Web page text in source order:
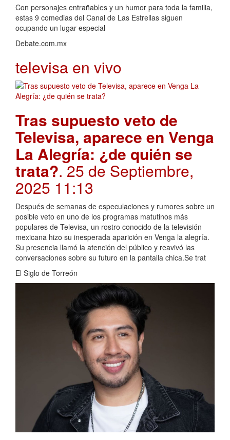
Con personajes entrañables y un humor para toda la familia,
estas 9 comedias del Canal de Las Estrellas siguen
ocupando un lugar especial
Debate.com.mx
televisa en vivo
Tras supuesto veto de
Televisa, aparece en Venga
La Alegría: ¿de quién se
trata?. 25 de Septiembre,
2025 11:13
Después de semanas de especulaciones y rumores sobre un
posible veto en uno de los programas matutinos más
populares de Televisa, un rostro conocido de la televisión
mexicana hizo su inesperada aparición en Venga la alegría.
Su presencia llamó la atención del público y reavivó las
conversaciones sobre su futuro en la pantalla chica.Se trat
El Siglo de Torreón